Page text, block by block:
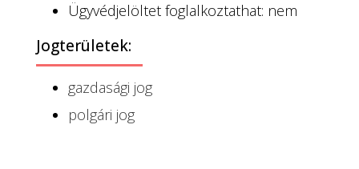
Ügyvédjelöltet foglalkoztathat: nem
Jogterületek:
gazdasági jog
polgári jog